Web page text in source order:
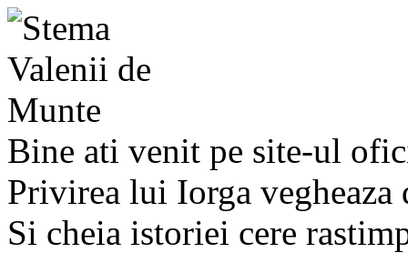
Bine ati venit pe site-ul
Privirea lui Iorga
Si cheia istoriei cere